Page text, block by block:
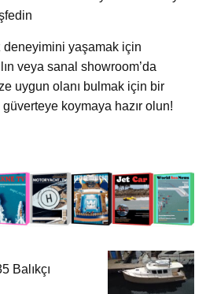
deneyimini yaşamak için
veya sanal showroom’da
uygun olanı bulmak için bir
güverteye koymaya hazır olun!
Balıkçı